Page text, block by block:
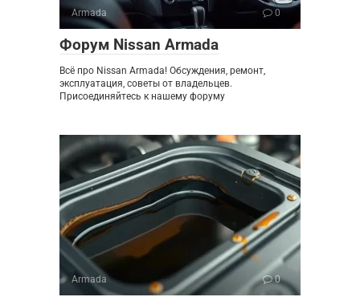
Armada 0
Форум Nissan Armada
Всё про Nissan Armada! Обсуждения, ремонт,
эксплуатация, советы от владельцев.
Присоединяйтесь к нашему форуму
Armada 0